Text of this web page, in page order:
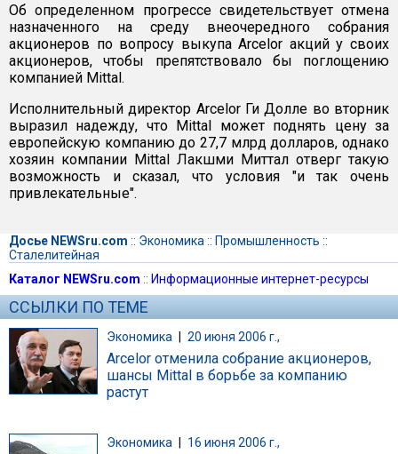
Об определенном прогрессе свидетельствует отмена
назначенного на среду внеочередного собрания
акционеров по вопросу выкупа Arcelor акций у своих
акционеров, чтобы препятствовало бы поглощению
компанией Mittal.
Исполнительный директор Arcelor Ги Долле во вторник
выразил надежду, что Mittal может поднять цену за
европейскую компанию до 27,7 млрд долларов, однако
хозяин компании Mittal Лакшми Миттал отверг такую
возможность и сказал, что условия "и так очень
привлекательные".
Досье NEWSru.com :: Экономика :: Промышленность ::
Сталелитейная
Каталог NEWSru.com :: Информационные интернет-ресурсы
ССЫЛКИ ПО ТЕМЕ
Экономика | 20 июня 2006 г.,
Arcelor отменила собрание акционеров,
шансы Mittal в борьбе за компанию
растут
Экономика 16 июня 2006 г.,